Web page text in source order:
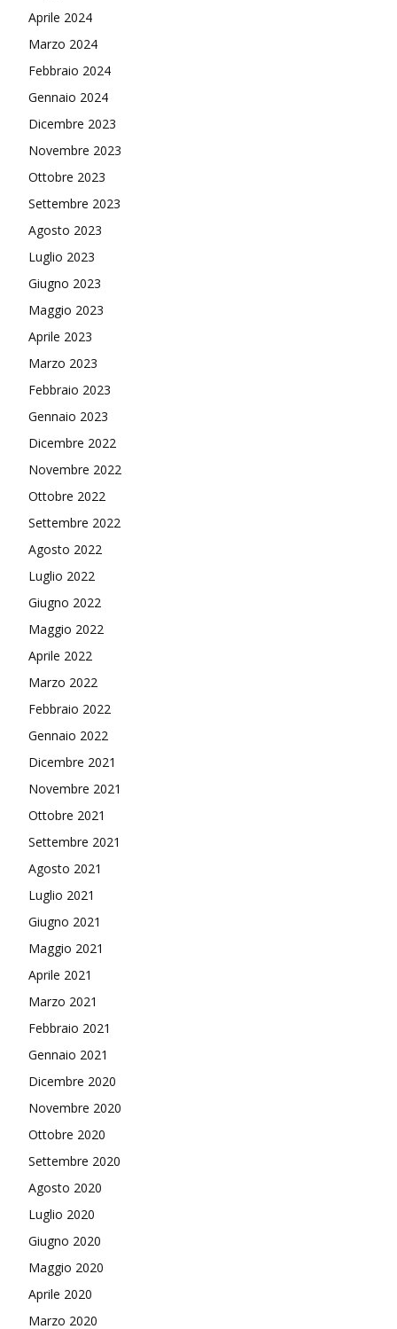
Aprile 2024
Marzo 2024
Febbraio 2024
Gennaio 2024
Dicembre 2023
Novembre 2023
Ottobre 2023
Settembre 2023
Agosto 2023
Luglio 2023
Giugno 2023
Maggio 2023
Aprile 2023
Marzo 2023
Febbraio 2023
Gennaio 2023
Dicembre 2022
Novembre 2022
Ottobre 2022
Settembre 2022
Agosto 2022
Luglio 2022
Giugno 2022
Maggio 2022
Aprile 2022
Marzo 2022
Febbraio 2022
Gennaio 2022
Dicembre 2021
Novembre 2021
Ottobre 2021
Settembre 2021
Agosto 2021
Luglio 2021
Giugno 2021
Maggio 2021
Aprile 2021
Marzo 2021
Febbraio 2021
Gennaio 2021
Dicembre 2020
Novembre 2020
Ottobre 2020
Settembre 2020
Agosto 2020
Luglio 2020
Giugno 2020
Maggio 2020
Aprile 2020
Marzo 2020